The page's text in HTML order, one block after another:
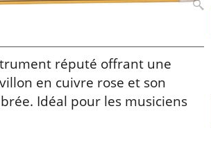
réputé offrant une
en cuivre rose et son
Idéal pour les musiciens